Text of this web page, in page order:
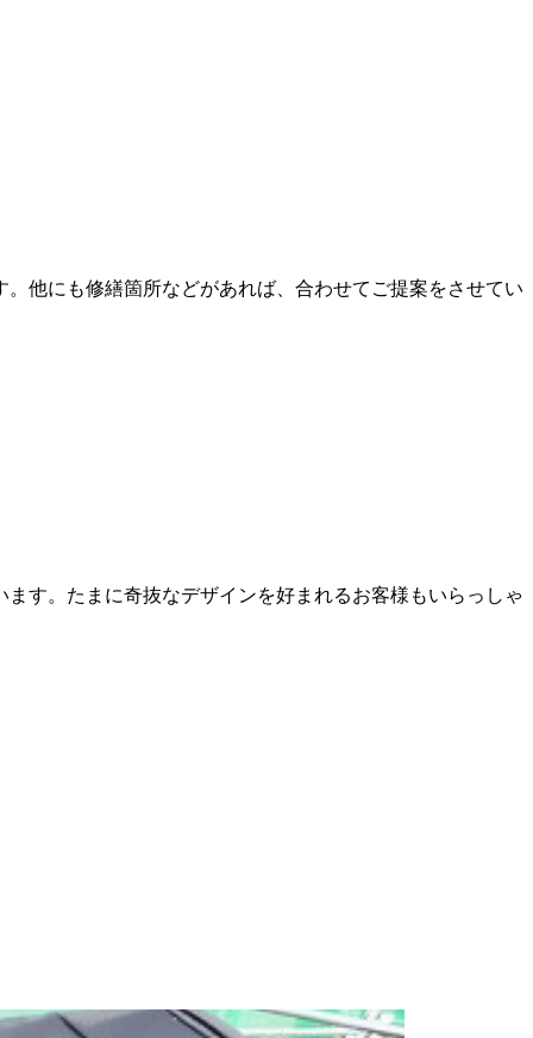
他にも修繕箇所などがあれば、合わせてご提案をさせてい
す。たまに奇抜なデザインを好まれるお客様もいらっしゃ